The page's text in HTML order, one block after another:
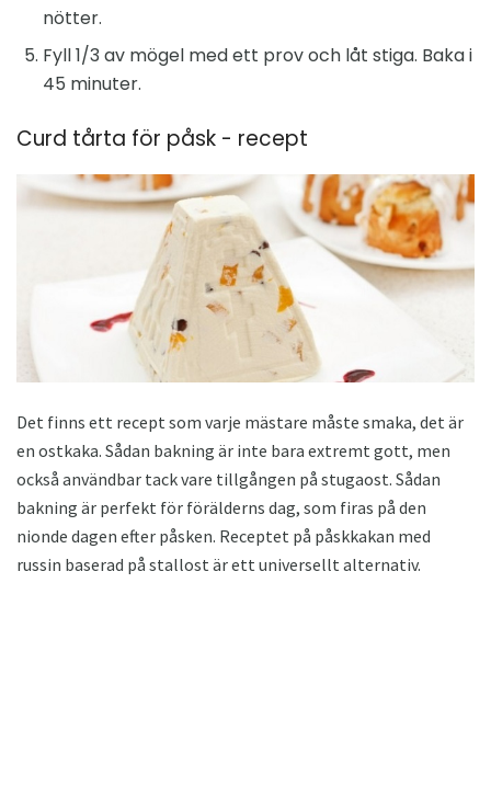
nötter.
Fyll 1/3 av mögel med ett prov och låt stiga. Baka i
45 minuter.
Curd tårta för påsk - recept
Det finns ett recept som varje mästare måste smaka, det är
en ostkaka. Sådan bakning är inte bara extremt gott, men
också användbar tack vare tillgången på stugaost. Sådan
bakning är perfekt för förälderns dag, som firas på den
nionde dagen efter påsken. Receptet på påskkakan med
russin baserad på stallost är ett universellt alternativ.